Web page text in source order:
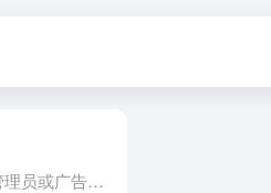
开始使用 1、设置账户信息 以商店所有者、主管理员或广告经理身份登录 Seller Center（卖家中心）。 点击左侧的 Shop Ads（商店广告），开始设置。 按步骤创建或连接现有的商业中心和广...